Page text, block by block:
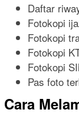
Daftar
Fotokopi
Fotokopi
Fotokopi
Fotokopi
Pas foto
Cara